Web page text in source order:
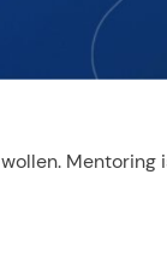
Mentoring